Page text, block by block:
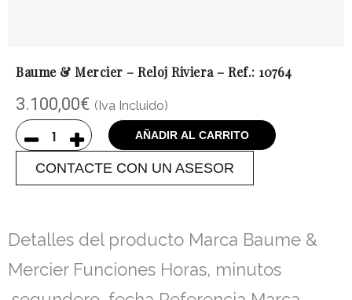
Baume & Mercier – Reloj Riviera – Ref.: 10764
3.100,00€ (Iva Incluido)
AÑADIR AL CARRITO
CONTACTE CON UN ASESOR
Detalles del producto Marca Baume &
Mercier Funciones Horas, minutos